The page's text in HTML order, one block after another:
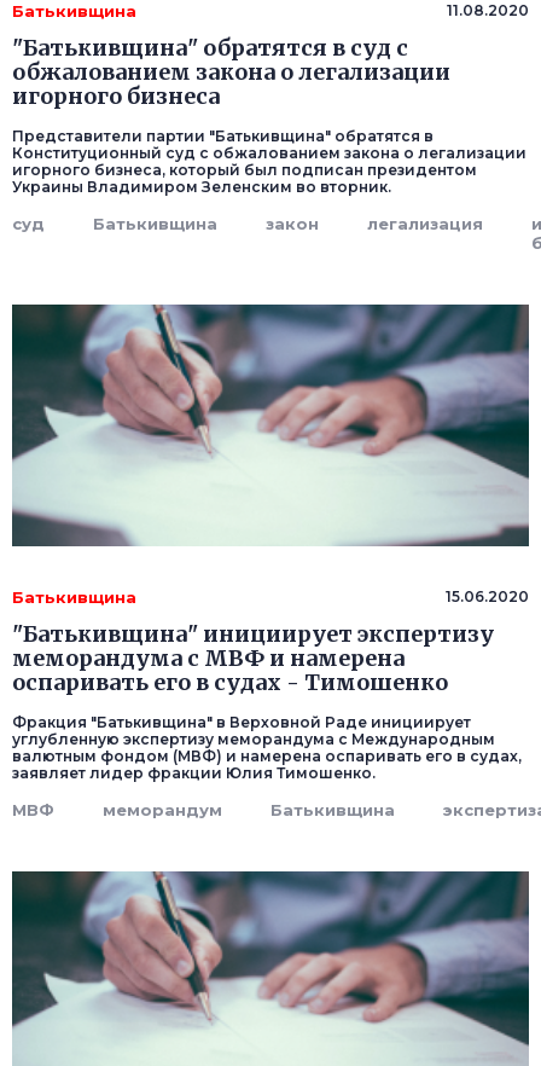
Батькивщина 11.08.2020
"Батькивщина" обратятся в суд с
обжалованием закона о легализации
игорного бизнеса
Представители партии "Батькивщина" обратятся в
Конституционный суд с обжалованием закона о легализации
игорного бизнеса, который был подписан президентом
Украины Владимиром Зеленским во вторник.
суд Батькивщина закон легализация
Батькивщина 15.06.2020
"Батькивщина" инициирует экспертизу
меморандума с МВФ и намерена
оспаривать его в судах - Тимошенко
Фракция "Батькивщина" в Верховной Раде инициирует
углубленную экспертизу меморандума с Международным
валютным фондом (МВФ) и намерена оспаривать его в судах,
заявляет лидер фракции Юлия Тимошенко.
МВФ меморандум Батькивщина